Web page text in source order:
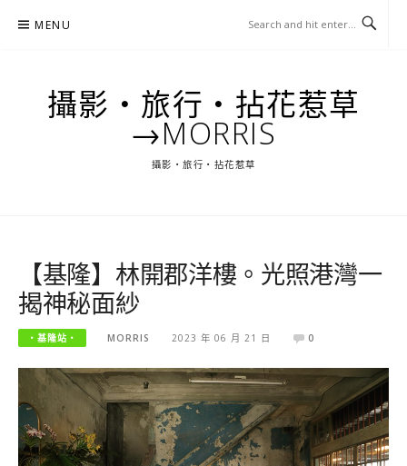
MENU
攝影‧旅行‧拈花惹草
→MORRIS
攝影‧旅行‧拈花惹草
【基隆】林開郡洋樓。光照港灣一
揭神秘面紗
‧基隆站‧ MORRIS 2023 年 06 月 21 日 0